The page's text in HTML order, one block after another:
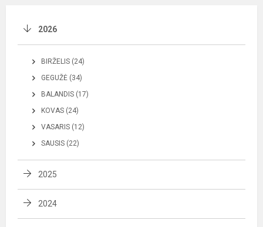
2026
BIRŽELIS (24)
GEGUŽĖ (34)
BALANDIS (17)
KOVAS (24)
VASARIS (12)
SAUSIS (22)
2025
2024